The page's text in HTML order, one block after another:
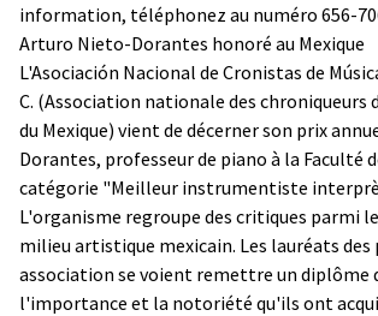
information, téléphonez au numéro 656-
Arturo Nieto-Dorantes honoré au Mexique
L'Asociación Nacional de Cronistas de
C. (Association nationale des chroniqueurs
du Mexique) vient de décerner son prix
Dorantes, professeur de piano à la Faculté
catégorie "Meilleur instrumentiste
L'organisme regroupe des critiques parmi
milieu artistique mexicain. Les lauréats
association se voient remettre un diplôme
l'importance et la notoriété qu'ils ont